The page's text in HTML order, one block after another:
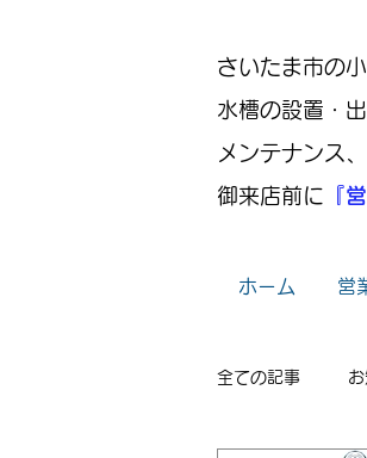
さいたま市
水槽の設置・
メンテナンス
御来店前に 『
ホーム 営
全ての記事